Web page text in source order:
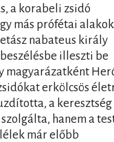
a korabeli zsidó
más prófétai
nabateus király
illeszti be
magyarázatként
erkölcsös
a
hanem a
már előbb